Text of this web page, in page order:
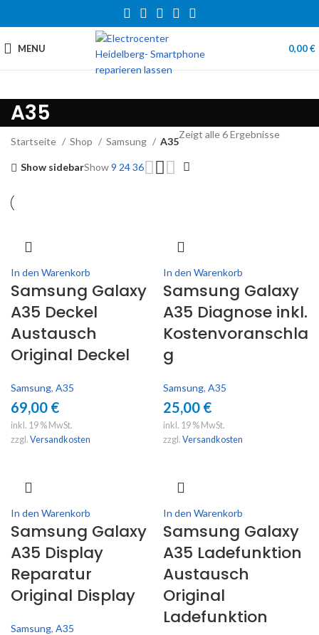
MENU 0,00€
A35
Startseite Shop Samsung A35
Zeigt alle 6 Ergebnisse
Show sidebarShow9 2436
In den Warenkorb
Samsung Galaxy
A35 Deckel
Austausch
Original Deckel
Samsung, A35
69,00 €
inkl. 19 % MwSt.
zzgl. Versandkosten
In den Warenkorb
Samsung Galaxy
A35 Diagnose inkl.
Kostenvoranschla
g
Samsung, A35
25,00 €
inkl. 19 % MwSt.
zzgl. Versandkosten
In den Warenkorb
Samsung Galaxy
A35 Display
Reparatur
Original Display
Samsung, A35
In den Warenkorb
Samsung Galaxy
A35 Ladefunktion
Austausch
Original
Ladefunktion